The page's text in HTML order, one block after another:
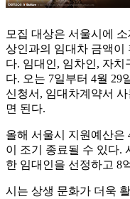
모집 대상은 서울시에
상인과의 임대차 금액이
다. 임대인, 임차인, 자
다. 오는 7일부터 4월 29
신청서, 임대차계약서
면 된다.
올해 서울시 지원예산은
이 조기 종료될 수 있다.
한 임대인을 선정하고 8
시는 상생 문화가 더욱